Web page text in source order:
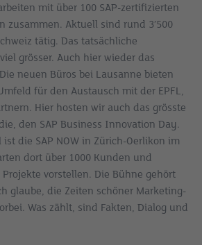
mit über 100 SAP-zertifizierten
zusammen. Aktuell sind rund 3’500
tätig. Das tatsächliche
grösser. Auch hier wieder das
neuen Büros bei Lausanne bieten
für den Austausch mit der EPFL,
Hier hosten wir auch das grösste
den SAP Business Innovation Day.
ist die SAP NOW in Zürich-Oerlikon im
dort über 1000 Kunden und
vorstellen. Die Bühne gehört
glaube, die Zeiten schöner Marketing-
Was zählt, sind Fakten, Dialog und